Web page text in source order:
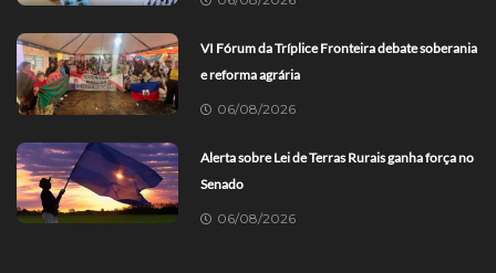
VI Fórum da Tríplice Fronteira debate soberania
e reforma agrária
06/08/2026
Alerta sobre Lei de Terras Rurais ganha força no
Senado
06/08/2026